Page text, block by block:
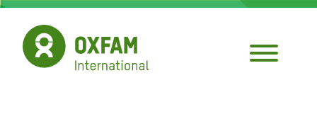
Aller
contenu
principal